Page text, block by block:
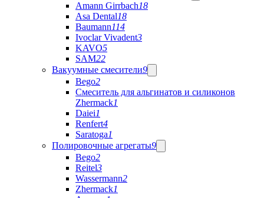
Amann Girrbach18
Asa Dental18
Baumann114
Ivoclar Vivadent3
KAVO5
SAM22
Вакуумные смесители9
Bego2
Cмеситель для альгинатов и силиконов
Zhermack1
Daiei1
Renfert4
Saratoga1
Полировочные агрегаты9
Bego2
Reitel3
Wassermann2
Zhermack1